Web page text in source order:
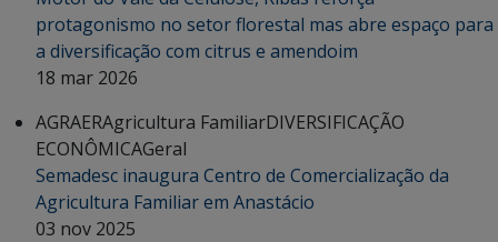
protagonismo no setor florestal mas abre espaço para
a diversificação com citrus e amendoim
18 mar 2026
AGRAERAgricultura FamiliarDIVERSIFICAÇÃO
ECONÔMICAGeral
Semadesc inaugura Centro de Comercialização da
Agricultura Familiar em Anastácio
03 nov 2025